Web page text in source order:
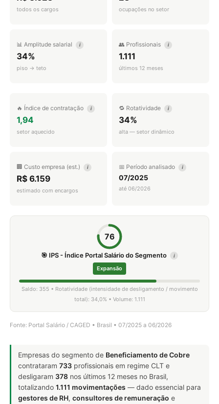
todos os cargos ocupações no setor
📊 Amplitude salarial i
34%
piso → teto
👥 Profissionais i
1.111
últimos 12 meses
🔥 Índice de contratação i
1,94
setor aquecido
🔁 Rotatividade i
34%
alta — setor dinâmico
🏢 Custo empresa (est.) i
R$ 6.159
estimado com encargos
📅 Período analisado i
07/2025
até 06/2026
76
🎯 IPS - Índice Portal Salário do Segmento i
Expansão
Saldo: 355 • Rotatividade (intensidade de desligamento / movimento
total): 34,0% • Volume: 1.111
Fonte: Portal Salário / CAGED • Brasil • 07/2025 a 06/2026
Empresas do segmento de Beneficiamento de Cobre
contrataram 733 profissionais em regime CLT e
desligaram 378 nos últimos 12 meses no Brasil,
totalizando 1.111 movimentações — dado essencial para
gestores de RH, consultores de remuneração e